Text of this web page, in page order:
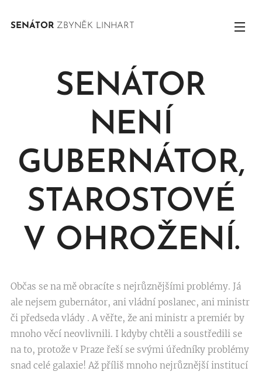
SENÁTOR ZBYNĚK LINHART
SENÁTOR
NENÍ
GUBERNÁTOR,
STAROSTOVÉ
V OHROŽENÍ.
Občas se na mě obracíte s nejrůznějšími problémy. Já
ale nejsem gubernátor, ani vládní poslanec, ani ministr
či předseda vlády . A věřte, že ani ministr a premiér by
mnoho věcí neovlivnili. I kdyby chtěli a soustředili se
na to, protože v Praze řeší se svými úředníky problémy
snad celé galaxie! Až příliš mnoho nejrůznější institucí